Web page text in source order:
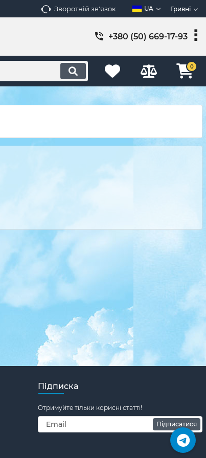
Зворотній зв'язок UA Гривні
+380 (50) 669-17-93
0
Підписка
Отримуйте тільки корисні статті!
Підписатися